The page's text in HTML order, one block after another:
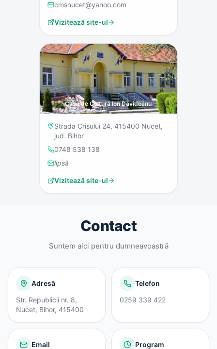
cmsnucet@yahoo.com
Vizitează site-ul
Casa de Cultură Ion Davideanu
Strada Crișului 24, 415400 Nucet,
jud. Bihor
0748 538 138
lipsă
Vizitează site-ul
Contact
Suntem aici pentru dumneavoastră
Adresă
Str. Republicii nr. 8,
Nucet, Bihor, 415400
Telefon
0259 339 422
Email
Program